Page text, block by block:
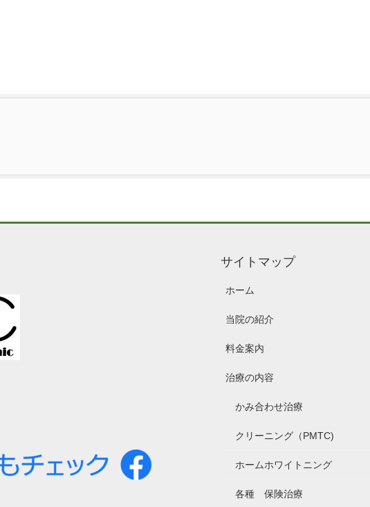
サイトマップ
ホーム
当院の紹介
料金案内
治療の内容
かみ合わせ治療
クリーニング（PMTC)
ホームホワイトニング
各種 保険治療